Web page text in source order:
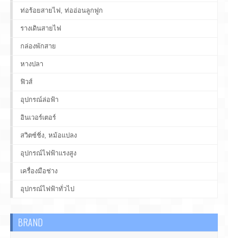
ท่อร้อยสายไฟ, ท่ออ่อนลูกฟูก
รางเดินสายไฟ
กล่องพักสาย
หางปลา
ฟิวส์
อุปกรณ์ล่อฟ้า
อินเวอร์เตอร์
สวิตซ์ชิ่ง, หม้อแปลง
อุปกรณ์ไฟฟ้าแรงสูง
เครื่องมือช่าง
อุปกรณ์ไฟฟ้าทั่วไป
BRAND